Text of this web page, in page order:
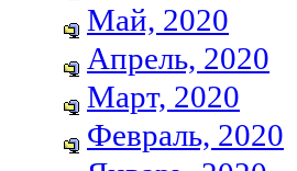
Май, 2020
Апрель, 2020
Март, 2020
Февраль, 2020